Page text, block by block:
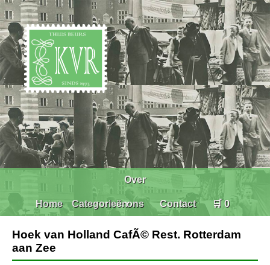
Home Categorieën
Over
ons Contact 🛒 0
Hoek van Holland CafÃ© Rest. Rotterdam
aan Zee